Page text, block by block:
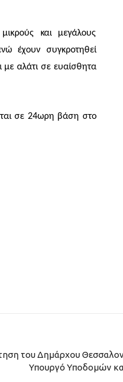
και μεγάλους
έχουν συγκροτηθεί
με αλάτι σε ευαίσθητα
σε 24ωρη βάση στο
του Δημάρχου
Υπουργό Υποδομών